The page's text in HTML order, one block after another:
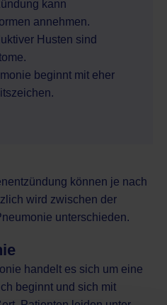
kann
annehmen.
Husten sind
beginnt mit eher
können je nach
wird zwischen der
unterschieden.
handelt es sich um eine
beginnt und sich mit